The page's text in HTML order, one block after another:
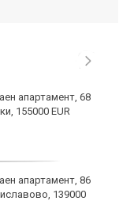
апартамент, 68
155000 EUR
апартамент, 86
139000